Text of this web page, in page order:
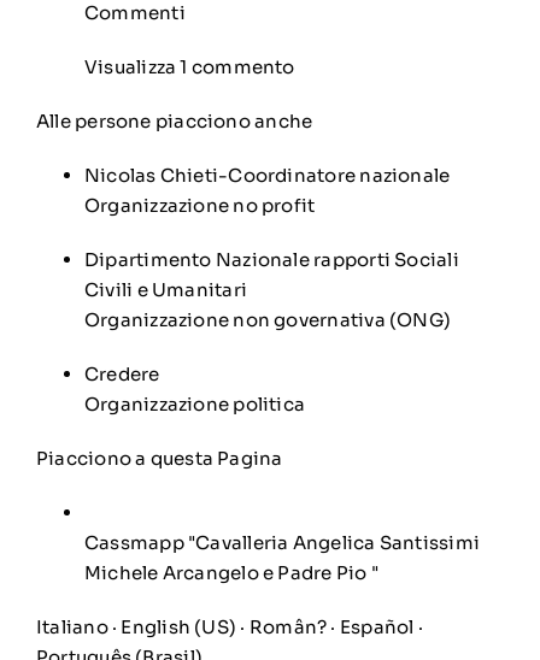
Commenti
Visualizza 1 commento
Alle persone piacciono anche
Nicolas Chieti-Coordinatore nazionale
Organizzazione no profit
Dipartimento Nazionale rapporti Sociali
Civili e Umanitari
Organizzazione non governativa (ONG)
Credere
Organizzazione politica
Piacciono a questa Pagina
Cassmapp "Cavalleria Angelica Santissimi
Michele Arcangelo e Padre Pio "
Italiano · English (US) · Român? · Español ·